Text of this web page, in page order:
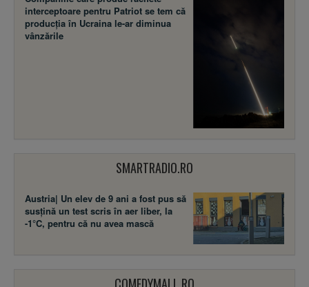
interceptoare pentru Patriot se tem că
producția în Ucraina le-ar diminua
vânzările
SMARTRADIO.RO
Austria| Un elev de 9 ani a fost pus să
susţină un test scris în aer liber, la
-1°C, pentru că nu avea mască